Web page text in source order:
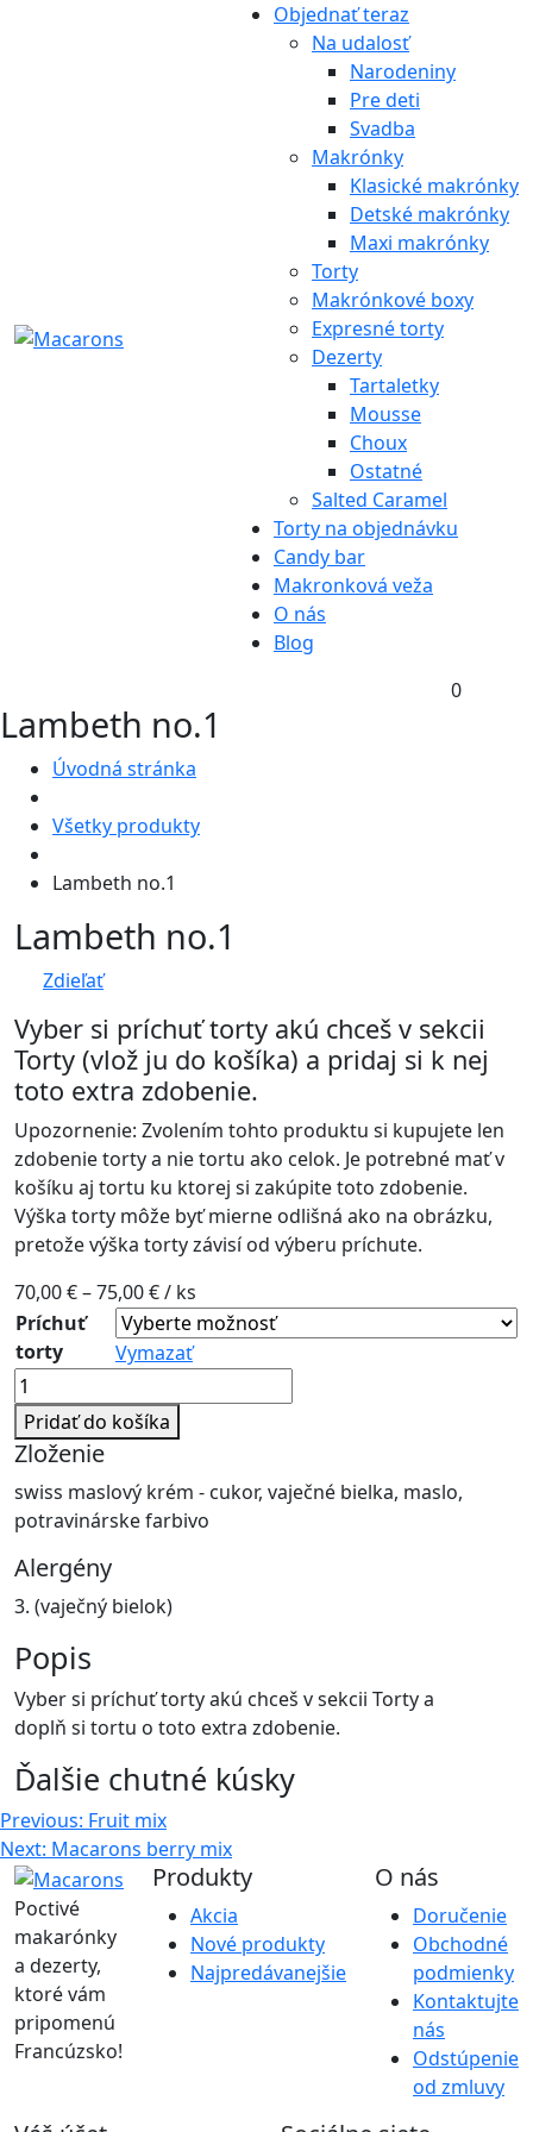
Objednať teraz
Na udalosť
Narodeniny
Pre deti
Svadba
Makrónky
Klasické makrónky
Detské makrónky
Maxi makrónky
Torty
Makrónkové boxy
Expresné torty
Dezerty
Tartaletky
Mousse
Choux
Ostatné
Salted Caramel
Torty na objednávku
Candy bar
Makronková veža
O nás
Blog
0
Lambeth no.1
Úvodná stránka
Všetky produkty
Lambeth no.1
Lambeth no.1
Zdieľať
Vyber si príchuť torty akú chceš v sekcii
Torty (vlož ju do košíka) a pridaj si k nej
toto extra zdobenie.
Upozornenie: Zvolením tohto produktu si kupujete len
zdobenie torty a nie tortu ako celok. Je potrebné mať v
košíku aj tortu ku ktorej si zakúpite toto zdobenie.
Výška torty môže byť mierne odlišná ako na obrázku,
pretože výška torty závisí od výberu príchute.
70,00€–75,00€Price
range:
70,00 €
through
75,00 €
/ ks
Príchuť
torty
Vymazať
množstvo
Lambeth
no.1
Pridať do košíka
Zloženie
swiss maslový krém - cukor, vaječné bielka, maslo,
potravinárske farbivo
Alergény
3. (vaječný bielok)
Popis
Vyber si príchuť torty akú chceš v sekcii Torty a
doplň si tortu o toto extra zdobenie.
Ďalšie chutné kúsky
Navigácia
v
článku
Previous: Fruit mix
Next: Macarons berry mix
Poctivé
makarónky
a dezerty,
ktoré vám
pripomenú
Francúzsko!
Produkty
Akcia
Nové produkty
Najpredávanejšie
O nás
Doručenie
Obchodné
podmienky
Kontaktujte
nás
Odstúpenie
od zmluvy